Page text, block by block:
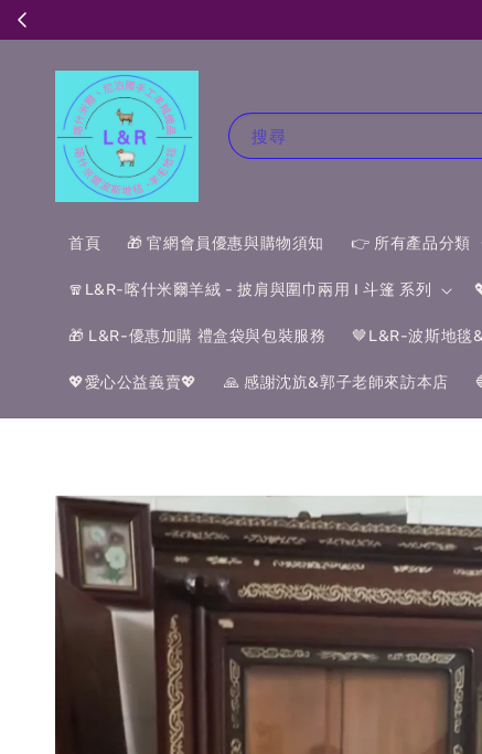
搜尋
首頁 🎁 官網會員優惠與購物須知 👉 所有產品分類
🧣L&R-喀什米爾羊絨 - 披肩與圍巾兩用 I 斗篷 系列
🎁 L&R-優惠加購 禮盒袋與包裝服務 🤎L&R-波斯地毯
💖愛心公益義賣💖 🙏 感謝沈斻&郭子老師來訪本店